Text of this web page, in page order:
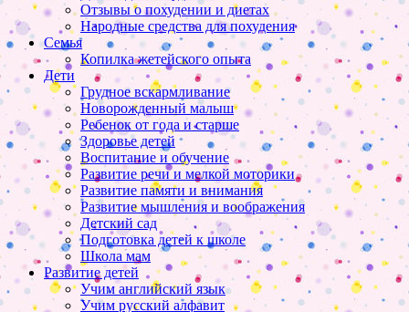
Отзывы о похудении и диетах
Народные средства для похудения
Семья
Копилка жетейского опыта
Дети
Грудное вскармливание
Новорожденный малыш
Ребенок от года и старше
Здоровье детей
Воспитание и обучение
Развитие речи и мелкой моторики
Развитие памяти и внимания
Развитие мышления и воображения
Детский сад
Подготовка детей к школе
Школа мам
Развитие детей
Учим английский язык
Учим русский алфавит